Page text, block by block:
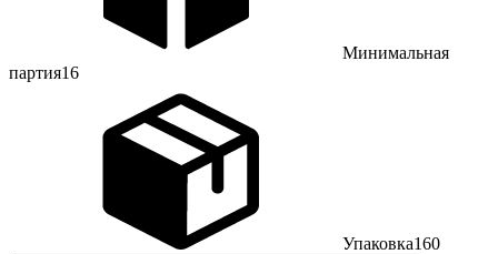
Минимальная
партия16
Упаковка160